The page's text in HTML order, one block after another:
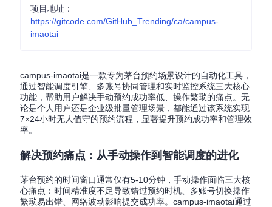
项目地址：
https://gitcode.com/GitHub_Trending/ca/campus-
imaotai
campus-imaotai是一款专为茅台预约场景设计的自动化工具，
通过智能调度引擎、多账号协同管理和实时监控系统三大核心
功能，帮助用户解决手动预约成功率低、操作繁琐的痛点。无
论是个人用户还是企业级批量管理场景，都能通过该系统实现
7×24小时无人值守的预约流程，显著提升预约成功率和管理效
率。
解决预约痛点：从手动操作到智能调度的进化
茅台预约的时间窗口通常仅有5-10分钟，手动操作面临三大核
心痛点：时间精准度不足导致错过预约时机、多账号切换操作
繁琐易出错、网络波动影响提交成功率。campus-imaotai通过